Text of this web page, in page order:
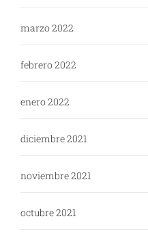
marzo 2022
febrero 2022
enero 2022
diciembre 2021
noviembre 2021
octubre 2021